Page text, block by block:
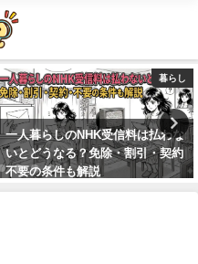
子どもの名前
「梛」という名前が良くないは本
当？神道が証明する吉祥の真実を
詳しく解説！